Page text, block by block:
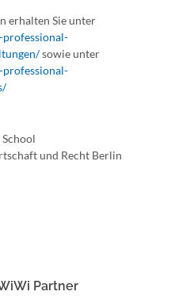
erhalten Sie unter
sowie unter
und Recht Berlin
Partner